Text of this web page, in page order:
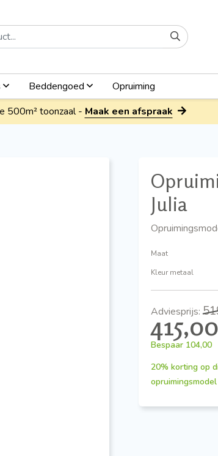
Beddengoed
Opruiming
500m² toonzaal - Maak een afspraak
Julia
Maat
Kleur metaal
Adviesprijs:
415,00
Bespaar 104,00
20% korting op
opruimingsmodel